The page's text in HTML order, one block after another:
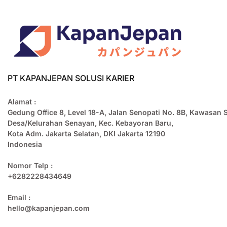
PT KAPANJEPAN SOLUSI KARIER
Alamat :
Gedung Office 8, Level 18-A, Jalan Senopati No. 8B, Kawasan
Desa/Kelurahan Senayan, Kec. Kebayoran Baru,
Kota Adm. Jakarta Selatan, DKI Jakarta 12190
Indonesia
Nomor Telp :
+6282228434649
Email :
hello@kapanjepan.com